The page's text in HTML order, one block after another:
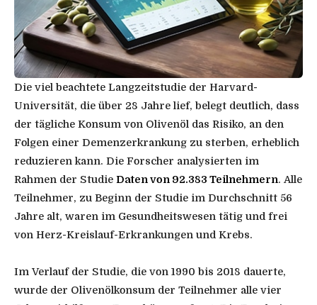
Die viel beachtete Langzeitstudie der Harvard-
Universität, die über 28 Jahre lief, belegt deutlich, dass
der tägliche Konsum von Olivenöl das Risiko, an den
Folgen einer Demenzerkrankung zu sterben, erheblich
reduzieren kann. Die Forscher analysierten im
Rahmen der Studie Daten von 92.383 Teilnehmern. Alle
Teilnehmer, zu Beginn der Studie im Durchschnitt 56
Jahre alt, waren im Gesundheitswesen tätig und frei
von Herz-Kreislauf-Erkrankungen und Krebs.
Im Verlauf der Studie, die von 1990 bis 2018 dauerte,
wurde der Olivenölkonsum der Teilnehmer alle vier